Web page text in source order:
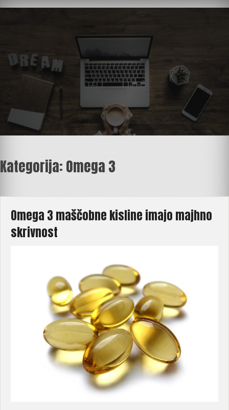
Skip
to
content
Kategorija:Omega 3
Omega 3 maščobne kisline imajo majhno
skrivnost